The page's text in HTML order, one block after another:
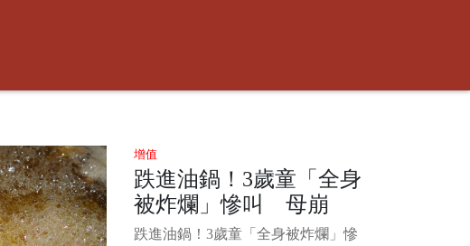
增值
跌進油鍋！3歲童「全身
被炸爛」慘叫 母崩
潰：只剩五官
跌進油鍋！3歲童「全身被炸爛」慘